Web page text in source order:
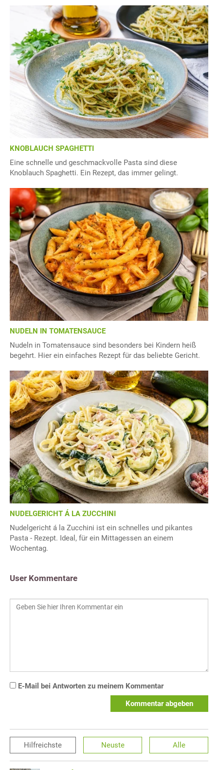
KNOBLAUCH SPAGHETTI
Eine schnelle und geschmackvolle Pasta sind diese
Knoblauch Spaghetti. Ein Rezept, das immer gelingt.
NUDELN IN TOMATENSAUCE
Nudeln in Tomatensauce sind besonders bei Kindern heiß
begehrt. Hier ein einfaches Rezept für das beliebte Gericht.
NUDELGERICHT Á LA ZUCCHINI
Nudelgericht á la Zucchini ist ein schnelles und pikantes
Pasta - Rezept. Ideal, für ein Mittagessen an einem
Wochentag.
User Kommentare
E-Mail bei Antworten zu meinem Kommentar
Kommentar abgeben
Hilfreichste Neuste Alle